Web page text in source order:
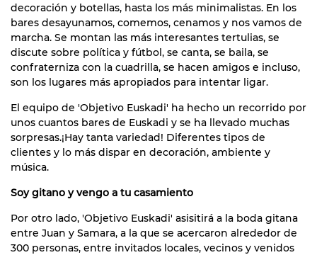
decoración y botellas, hasta los más minimalistas. En los
bares desayunamos, comemos, cenamos y nos vamos de
marcha. Se montan las más interesantes tertulias, se
discute sobre política y fútbol, se canta, se baila, se
confraterniza con la cuadrilla, se hacen amigos e incluso,
son los lugares más apropiados para intentar ligar.
El equipo de 'Objetivo Euskadi' ha hecho un recorrido por
unos cuantos bares de Euskadi y se ha llevado muchas
sorpresas.¡Hay tanta variedad! Diferentes tipos de
clientes y lo más dispar en decoración, ambiente y
música.
Soy gitano y vengo a tu casamiento
Por otro lado, 'Objetivo Euskadi' asisitirá a la boda gitana
entre Juan y Samara, a la que se acercaron alrededor de
300 personas, entre invitados locales, vecinos y venidos